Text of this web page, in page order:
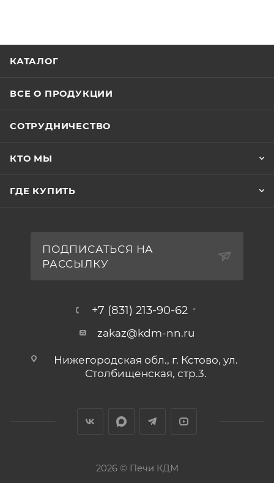
КАТАЛОГ
ВСЕ О ПРОДУКЦИИ
СОТРУДНИЧЕСТВО
КТО МЫ
ГДЕ КУПИТЬ
ПОДПИСАТЬСЯ НА
РАССЫЛКУ
+7 (831) 213-90-62
zakaz@kdm-nn.ru
Нижегородская обл., г. Кстово, ул.
Столбищенская, стр.3.
2026 © Печи КДМ